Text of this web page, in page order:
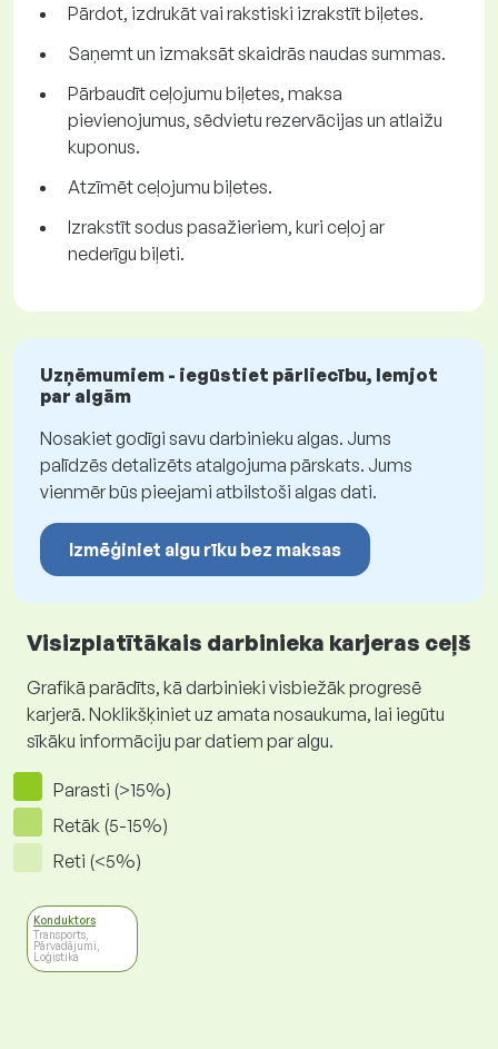
Pārdot, izdrukāt vai rakstiski izrakstīt biļetes.
Saņemt un izmaksāt skaidrās naudas summas.
Pārbaudīt ceļojumu biļetes, maksa
pievienojumus, sēdvietu rezervācijas un atlaižu
kuponus.
Atzīmēt ceļojumu biļetes.
Izrakstīt sodus pasažieriem, kuri ceļoj ar
nederīgu biļeti.
Uzņēmumiem - iegūstiet pārliecību, lemjot
par algām
Nosakiet godīgi savu darbinieku algas. Jums
palīdzēs detalizēts atalgojuma pārskats. Jums
vienmēr būs pieejami atbilstoši algas dati.
Izmēģiniet algu rīku bez maksas
Visizplatītākais darbinieka karjeras ceļš
Grafikā parādīts, kā darbinieki visbiežāk progresē
karjerā. Noklikšķiniet uz amata nosaukuma, lai iegūtu
sīkāku informāciju par datiem par algu.
Parasti (>15%)
Retāk (5-15%)
Reti (<5%)
Konduktors
Transports,
Pārvadājumi,
Loģistika